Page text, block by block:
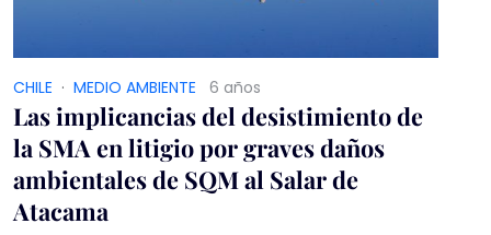
CHILE · MEDIO AMBIENTE 6 años
Las implicancias del desistimiento de
la SMA en litigio por graves daños
ambientales de SQM al Salar de
Atacama